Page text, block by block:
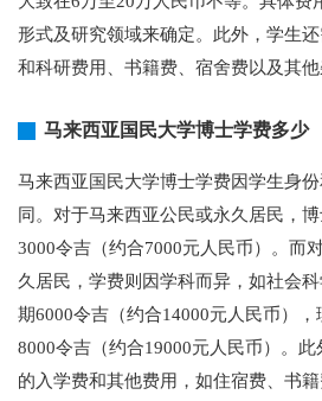
形式及研究领域来确定。此外，学生
和科研费用、书籍费、宿舍费以及其他
马来西亚国民大学博士学费多少
马来西亚国民大学博士学费因学生身
同。对于马来西亚公民或永久居民，
3000令吉（约合7000元人民币）。而
久居民，学费则因学科而异，如社会
期6000令吉（约合14000元人民币）
8000令吉（约合19000元人民币）。
的入学费和其他费用，如住宿费、书籍